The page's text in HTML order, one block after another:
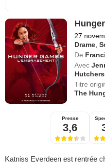
27
Drame ,
De
Avec
Titre
The
Presse
3,6
Katniss Everdeen est rentrée